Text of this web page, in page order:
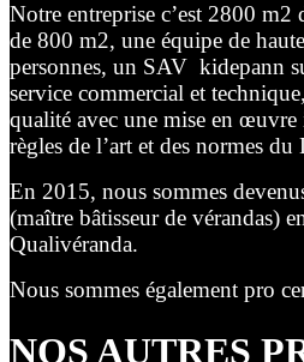
Notre entreprise c’est 2800 m2
de 800 m2, une équipe de
personnes, un SAV kidepann
service commercial et
qualité avec une mise en œuvre
règles de l’art et des normes
En 2015, nous sommes
(maître bâtisseur de vérandas)
Qualivéranda.
Nous sommes également pro
NOS AUTRES